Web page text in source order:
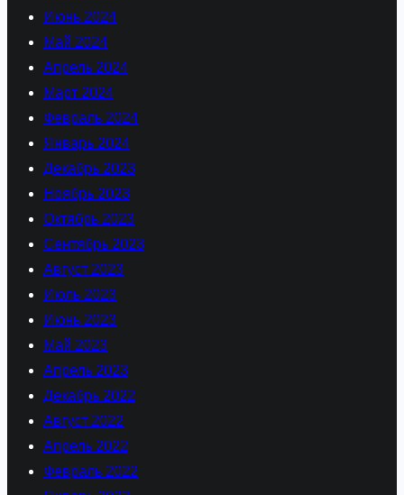
Июнь 2024
Май 2024
Апрель 2024
Март 2024
Февраль 2024
Январь 2024
Декабрь 2023
Ноябрь 2023
Октябрь 2023
Сентябрь 2023
Август 2023
Июль 2023
Июнь 2023
Май 2023
Апрель 2023
Декабрь 2022
Август 2022
Апрель 2022
Февраль 2022